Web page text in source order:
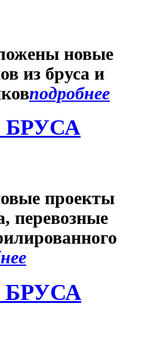
новые
из бруса и
подробнее
проекты
перевозные